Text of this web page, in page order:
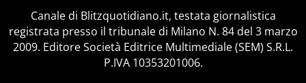
Canale di Blitzquotidiano.it, testata giornalistica
registrata presso il tribunale di Milano N. 84 del 3 marzo
2009. Editore Società Editrice Multimediale (SEM) S.R.L.
P.IVA 10353201006.